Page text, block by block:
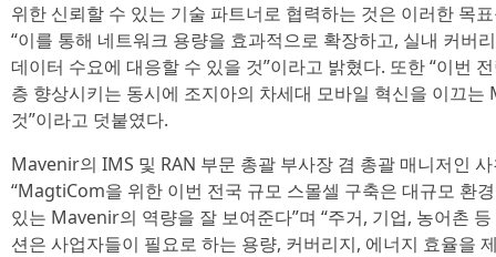
위한 신뢰할 수 있는 기술 파트너로 협력하는 것은 이러한 목
“이를 통해 네트워크 용량을 효과적으로 확장하고, 실내 커버
데이터 수요에 대응할 수 있을 것”이라고 밝혔다. 또한 “이번
층 향상시키는 동시에 조지아의 차세대 모바일 혁신을 이끄
것”이라고 덧붙였다.
Mavenir의 IMS 및 RAN 부문 총괄 부사장 겸 총괄 매니저인
“MagtiCom을 위한 이번 전국 규모 스몰셀 구축은 대규모 환
있는 Mavenir의 역량을 잘 보여준다”며 “주거, 기업, 농어촌
션은 사업자들이 필요로 하는 용량, 커버리지, 에너지 효율을